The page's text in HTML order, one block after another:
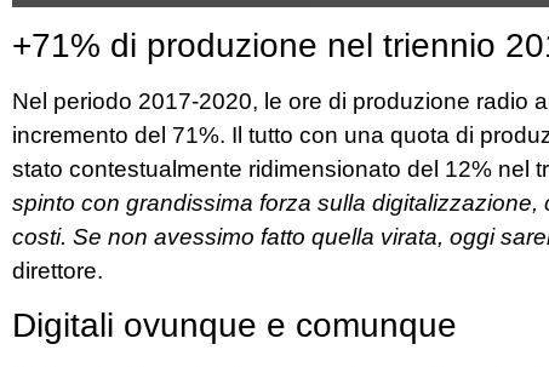
+71% di produzione nel triennio
Nel periodo 2017-2020, le ore di produzione radio
incremento del 71%. Il tutto con una quota di
stato contestualmente ridimensionato del 12% nel
spinto con grandissima forza sulla
costi. Se non avessimo fatto quella virata, oggi
direttore.
Digitali ovunque e comunque